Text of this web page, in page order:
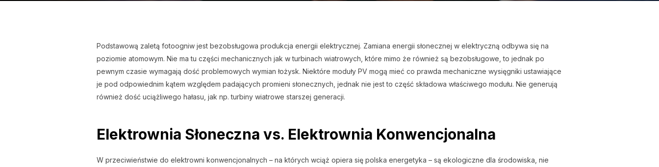
Podstawową zaletą fotoogniw jest bezobsługowa produkcja energii elektrycznej. Zamiana energii słonecznej w elektryczną odbywa się na
poziomie atomowym. Nie ma tu części mechanicznych jak w turbinach wiatrowych, które mimo że również są bezobsługowe, to jednak po
pewnym czasie wymagają dość problemowych wymian łożysk. Niektóre moduły PV mogą mieć co prawda mechaniczne wysięgniki ustawiające
je pod odpowiednim kątem względem padających promieni słonecznych, jednak nie jest to część składowa właściwego modułu. Nie generują
również dość uciążliwego hałasu, jak np. turbiny wiatrowe starszej generacji.
Elektrownia Słoneczna vs. Elektrownia Konwencjonalna
W przeciwieństwie do elektrowni konwencjonalnych – na których wciąż opiera się polska energetyka – są ekologiczne dla środowiska, nie